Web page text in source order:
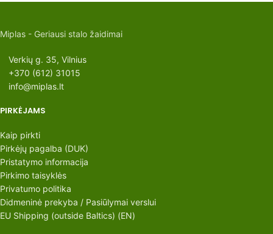
Miplas - Geriausi stalo žaidimai
Verkių g. 35, Vilnius
+370 (612) 31015
info@miplas.lt
PIRKĖJAMS
Kaip pirkti
Pirkėjų pagalba (DUK)
Pristatymo informacija
Pirkimo taisyklės
Privatumo politika
Didmeninė prekyba / Pasiūlymai verslui
EU Shipping (outside Baltics) (EN)